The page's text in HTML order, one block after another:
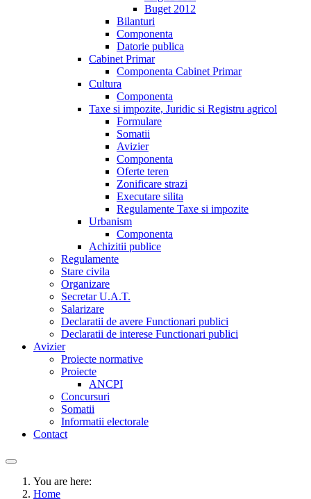
Buget 2012
Bilanturi
Componenta
Datorie publica
Cabinet Primar
Componenta Cabinet Primar
Cultura
Componenta
Taxe si impozite, Juridic si Registru agricol
Formulare
Somatii
Avizier
Componenta
Oferte teren
Zonificare strazi
Executare silita
Regulamente Taxe si impozite
Urbanism
Componenta
Achizitii publice
Regulamente
Stare civila
Organizare
Secretar U.A.T.
Salarizare
Declaratii de avere Functionari publici
Declaratii de interese Functionari publici
Avizier
Proiecte normative
Proiecte
ANCPI
Concursuri
Somatii
Informatii electorale
Contact
You are here:
Home